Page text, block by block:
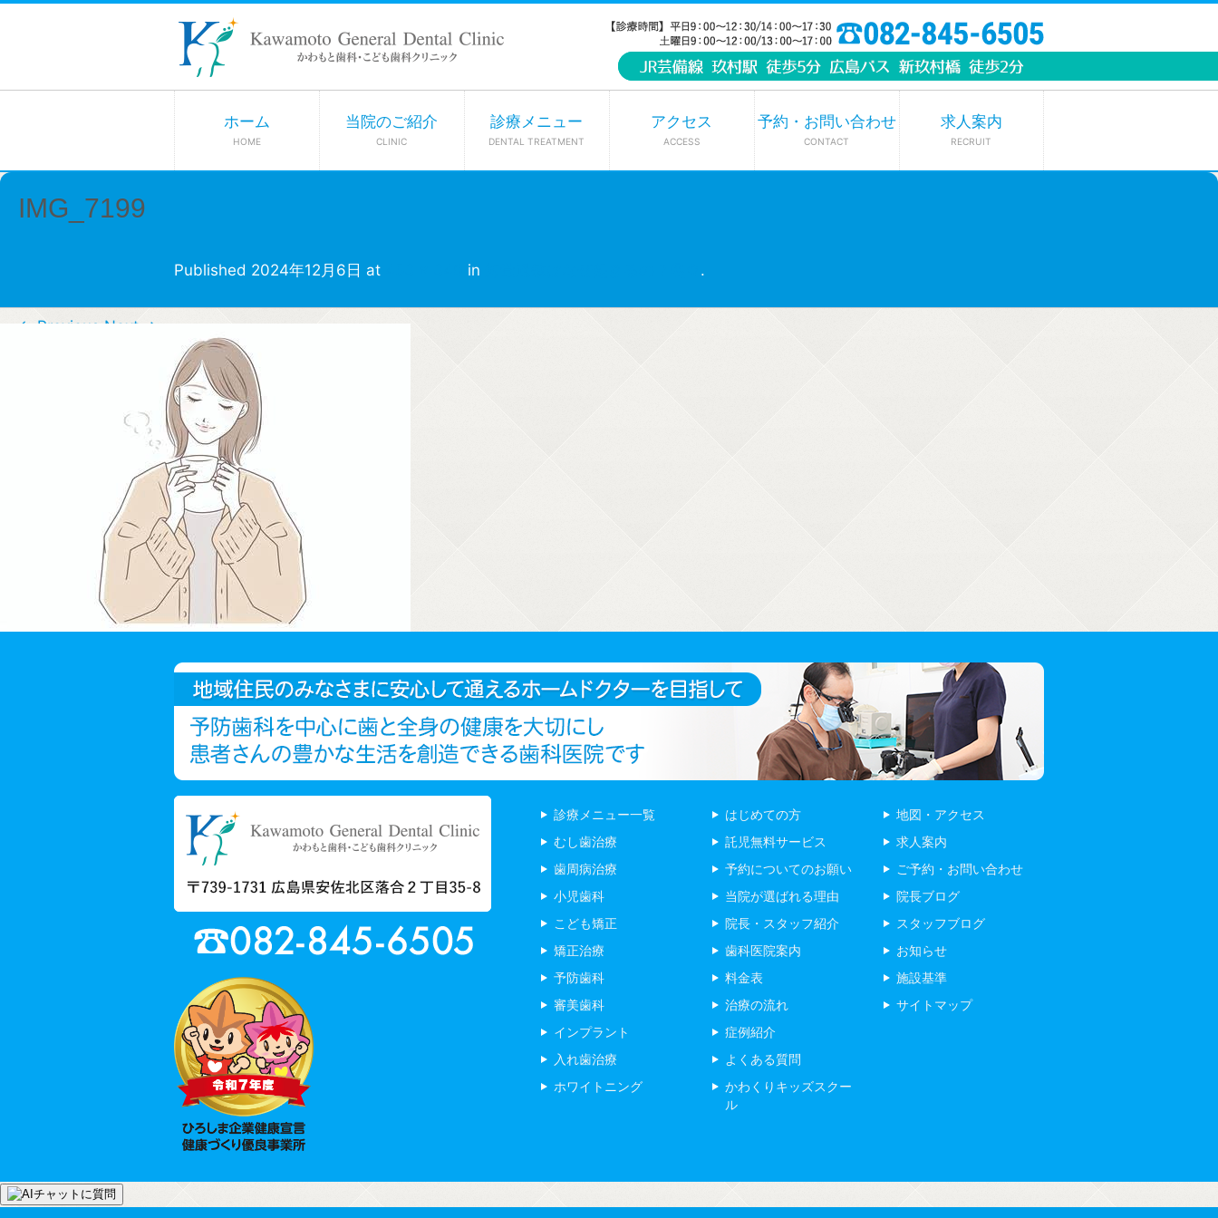
ホーム
HOME
当院のご紹介
CLINIC
診療メニュー
DENTAL TREATMENT
アクセス
ACCESS
予約・お問い合わせ
CONTACT
求人案内
RECRUIT
IMG_7199
Published 2024年12月6日 at in .
← Previous Next →
診療メニュー一覧
むし歯治療
歯周病治療
小児歯科
こども矯正
矯正治療
予防歯科
審美歯科
インプラント
入れ歯治療
ホワイトニング
はじめての方
託児無料サービス
予約についてのお願い
当院が選ばれる理由
院長・スタッフ紹介
歯科医院案内
料金表
治療の流れ
症例紹介
よくある質問
かわくりキッズスクー
ル
地図・アクセス
求人案内
ご予約・お問い合わせ
院長ブログ
スタッフブログ
お知らせ
施設基準
サイトマップ